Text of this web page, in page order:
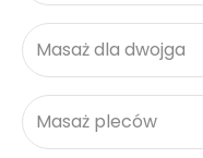
Masaż dla dwojga
Masaż pleców